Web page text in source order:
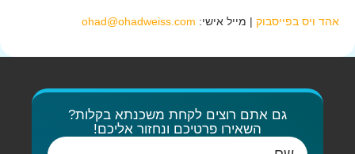
| מייל אישי: ohad@ohadweiss.com
גם אתם רוצים לקחת משכנתא בקלות?
השאירו פרטיכם ונחזור אליכם!